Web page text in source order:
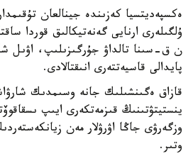
ەكسپەديتسيا كەزىندە جينالعان
ۇلگىلەرى ارنايى گەنەتيكالىق قوردا
ن ق-سىنا تالداۋ جۇرگىزىلىپ، اۋىل
پايدالى قاسيەتتەرى انىقتالادى.
قازاق ەگىنشىلىك جانە وسىمدىك
ينستيتۋتىنىڭ قىزمەتكەرى ايىپ
وزگەرۋى جاڭا اۋرۋلار مەن
وتىر.